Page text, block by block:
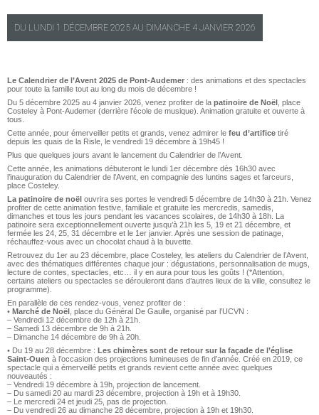
DU LUNDI 1 DÉCEMBRE 2025 AU DIMANCHE 4 JANVIER 2026
Le Calendrier de l’Avent 2025 de Pont-Audemer : des animations et des spectacles
pour toute la famille tout au long du mois de décembre !
Du 5 décembre 2025 au 4 janvier 2026, venez profiter de la patinoire de Noël , place
Costeley à Pont-Audemer (derrière l’école de musique). Animation gratuite et ouverte à
tous.
Cette année, pour émerveiller petits et grands, venez admirer le feu d’artifice tiré
depuis les quais de la Risle, le vendredi 19 décembre à 19h45 !
Plus que quelques jours avant le lancement du Calendrier de l’Avent.
Cette année, les animations débuteront le lundi 1er décembre dès 16h30 avec
l’inauguration du Calendrier de l’Avent, en compagnie des luntins sages et farceurs,
place Costeley.
La patinoire de noël ouvrira ses portes le vendredi 5 décembre de 14h30 à 21h. Venez
profiter de cette animation festive, familiale et gratuite les mercredis, samedis,
dimanches et tous les jours pendant les vacances scolaires, de 14h30 à 18h. La
patinoire sera exceptionnellement ouverte jusqu’à 21h les 5, 19 et 21 décembre, et
fermée les 24, 25, 31 décembre et le 1er janvier. Après une session de patinage,
réchauffez-vous avec un chocolat chaud à la buvette.
Retrouvez du 1er au 23 décembre, place Costeley, les ateliers du Calendrier de l’Avent,
avec des thématiques différentes chaque jour : dégustations, personnalisation de mugs,
lecture de contes, spectacles, etc… il y en aura pour tous les goûts ! (*Attention,
certains ateliers ou spectacles se dérouleront dans d’autres lieux de la ville, consultez le
programme).
En parallèle de ces rendez-vous, venez profiter de :
• Marché de Noël , place du Général De Gaulle, organisé par l’UCVN :
– Vendredi 12 décembre de 12h à 21h.
– Samedi 13 décembre de 9h à 21h.
– Dimanche 14 décembre de 9h à 20h.
• Du 19 au 28 décembre : Les chimères sont de retour sur la façade de l’église
Saint-Ouen à l’occasion des projections lumineuses de fin d’année. Créé en 2019, ce
spectacle qui a émerveillé petits et grands revient cette année avec quelques
nouveautés :
– Vendredi 19 décembre à 19h, projection de lancement.
– Du samedi 20 au mardi 23 décembre, projection à 19h et à 19h30.
– Le mercredi 24 et jeudi 25, pas de projection.
– Du vendredi 26 au dimanche 28 décembre, projection à 19h et 19h30.